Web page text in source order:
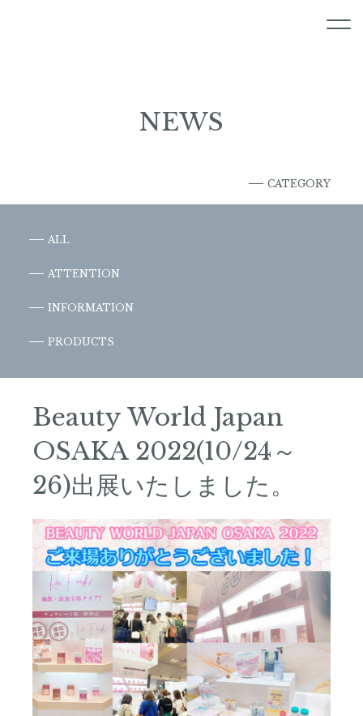
NEWS
CATEGORY
ALL
ATTENTION
INFORMATION
PRODUCTS
Beauty World Japan
OSAKA 2022(10/24～
26)出展いたしました。